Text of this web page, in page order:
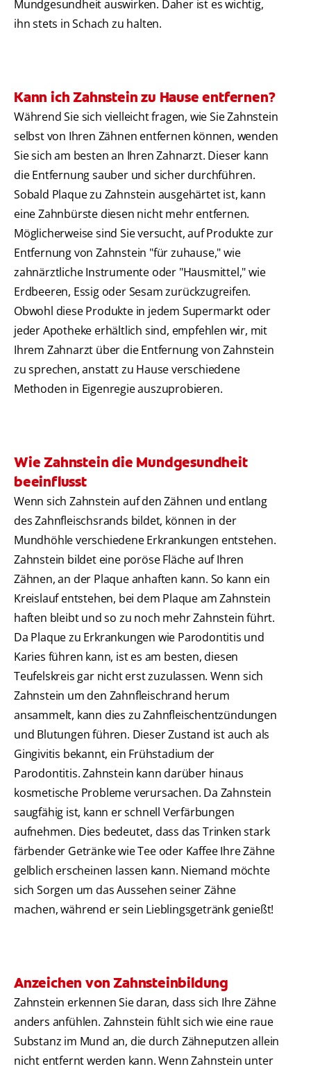
Mundgesundheit auswirken. Daher ist es wichtig,
ihn stets in Schach zu halten.
Kann ich Zahnstein zu Hause entfernen?
Während Sie sich vielleicht fragen, wie Sie Zahnstein
selbst von Ihren Zähnen entfernen können, wenden
Sie sich am besten an Ihren Zahnarzt. Dieser kann
die Entfernung sauber und sicher durchführen.
Sobald Plaque zu Zahnstein ausgehärtet ist, kann
eine Zahnbürste diesen nicht mehr entfernen.
Möglicherweise sind Sie versucht, auf Produkte zur
Entfernung von Zahnstein "für zuhause," wie
zahnärztliche Instrumente oder "Hausmittel," wie
Erdbeeren, Essig oder Sesam zurückzugreifen.
Obwohl diese Produkte in jedem Supermarkt oder
jeder Apotheke erhältlich sind, empfehlen wir, mit
Ihrem Zahnarzt über die Entfernung von Zahnstein
zu sprechen, anstatt zu Hause verschiedene
Methoden in Eigenregie auszuprobieren.
Wie Zahnstein die Mundgesundheit
beeinflusst
Wenn sich Zahnstein auf den Zähnen und entlang
des Zahnfleischsrands bildet, können in der
Mundhöhle verschiedene Erkrankungen entstehen.
Zahnstein bildet eine poröse Fläche auf Ihren
Zähnen, an der Plaque anhaften kann. So kann ein
Kreislauf entstehen, bei dem Plaque am Zahnstein
haften bleibt und so zu noch mehr Zahnstein führt.
Da Plaque zu Erkrankungen wie Parodontitis und
Karies führen kann, ist es am besten, diesen
Teufelskreis gar nicht erst zuzulassen. Wenn sich
Zahnstein um den Zahnfleischrand herum
ansammelt, kann dies zu Zahnfleischentzündungen
und Blutungen führen. Dieser Zustand ist auch als
Gingivitis bekannt, ein Frühstadium der
Parodontitis. Zahnstein kann darüber hinaus
kosmetische Probleme verursachen. Da Zahnstein
saugfähig ist, kann er schnell Verfärbungen
aufnehmen. Dies bedeutet, dass das Trinken stark
färbender Getränke wie Tee oder Kaffee Ihre Zähne
gelblich erscheinen lassen kann. Niemand möchte
sich Sorgen um das Aussehen seiner Zähne
machen, während er sein Lieblingsgetränk genießt!
Anzeichen von Zahnsteinbildung
Zahnstein erkennen Sie daran, dass sich Ihre Zähne
anders anfühlen. Zahnstein fühlt sich wie eine raue
Substanz im Mund an, die durch Zähneputzen allein
nicht entfernt werden kann. Wenn Zahnstein unter